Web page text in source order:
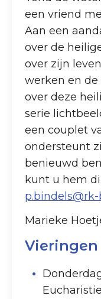
een vriend
Aan een
over de
over zijn
werken en
over deze
serie
een couplet
ondersteunt
benieuwd
kunt u hem
Marieke
Vieringen